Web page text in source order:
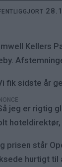
Kellers
fik sidste år
jeg er rigtig
hoteldirektør,
prisen står
hurtigt til